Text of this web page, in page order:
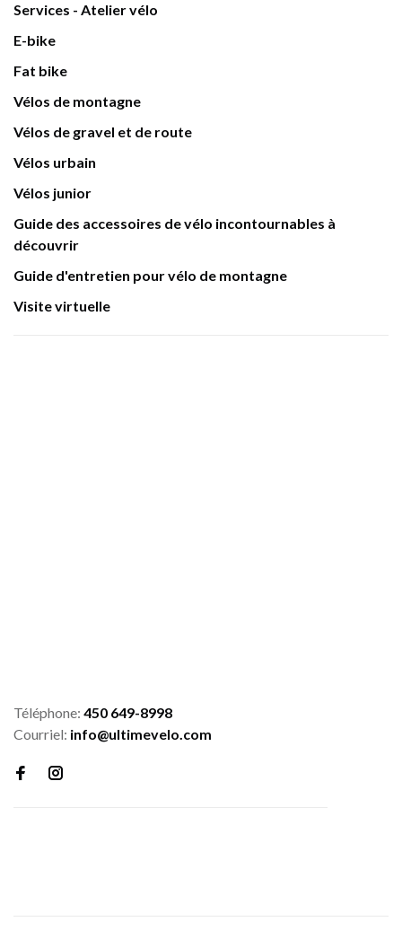
Services - Atelier vélo
E-bike
Fat bike
Vélos de montagne
Vélos de gravel et de route
Vélos urbain
Vélos junior
Guide des accessoires de vélo incontournables à
découvrir
Guide d'entretien pour vélo de montagne
Visite virtuelle
Téléphone: 450 649-8998
Courriel: info@ultimevelo.com